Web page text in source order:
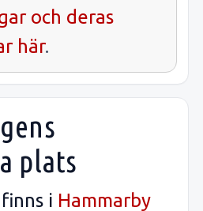
och deras
här.
plats
i Hammarby